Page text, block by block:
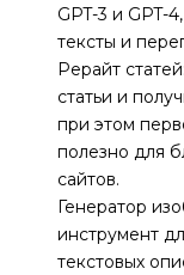
GPT-3 и GPT-
тексты и
Рерайт
статьи и
при этом
полезно для
сайтов.
Генератор
инструмент
текстовых